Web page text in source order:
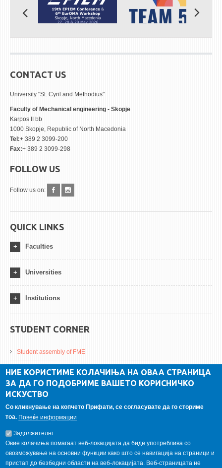
CONTACT US
University "St. Cyril and Methodius"
Faculty of Mechanical engineering - Skopje
Karpos II bb
1000 Skopje, Republic of North Macedonia
Tel:+ 389 2 3099-200
Fax:+ 389 2 3099-298
FOLLOW US
Follow us on:
QUICK LINKS
Faculties
Universities
Institutions
STUDENT CORNER
Student assembly of FME
Da Vinci Magazinne
Alumni association
GALLERY
НИЕ КОРИСТИМЕ КОЛАЧИЊА НА ОВАА СТРАНИЦА
ЗА ДА ГО ПОДОБРИМЕ ВАШЕТО КОРИСНИЧКО
ИСКУСТВО
Со кликнување на копчето Прифати, се согласувате да го сториме
тоа. Повеќе информации
Задолжителнi
Овие колачиња помагаат веб-локацијата да биде употреблива со
овозможување на основни функции како што се навигација на страници и
пристап до безбедни области на веб-локацијата. Веб-страницата не